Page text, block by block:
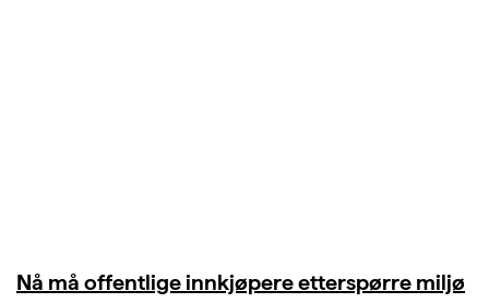
Nå må offentlige innkjøpere etterspørre miljø